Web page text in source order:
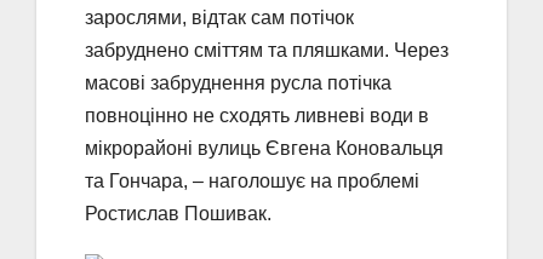
зарослями, відтак сам потічок
забруднено сміттям та пляшками. Через
масові забруднення русла потічка
повноцінно не сходять ливневі води в
мікрорайоні вулиць Євгена Коновальця
та Гончара, – наголошує на проблемі
Ростислав Пошивак.